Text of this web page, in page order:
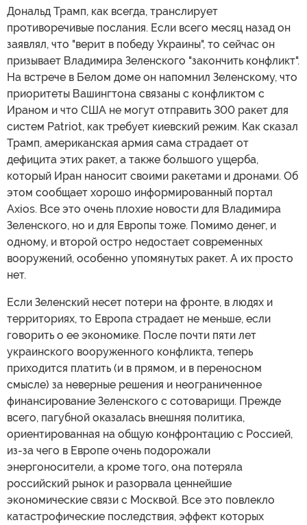
Дональд Трамп, как всегда, транслирует
противоречивые послания. Если всего месяц назад он
заявлял, что "верит в победу Украины", то сейчас он
призывает Владимира Зеленского "закончить конфликт".
На встрече в Белом доме он напомнил Зеленскому, что
приоритеты Вашингтона связаны с конфликтом с
Ираном и что США не могут отправить 300 ракет для
систем Patriot, как требует киевский режим. Как сказал
Трамп, американская армия сама страдает от
дефицита этих ракет, а также большого ущерба,
который Иран наносит своими ракетами и дронами. Об
этом сообщает хорошо информированный портал
Axios. Все это очень плохие новости для Владимира
Зеленского, но и для Европы тоже. Помимо денег, и
одному, и второй остро недостает современных
вооружений, особенно упомянутых ракет. А их просто
нет.
Если Зеленский несет потери на фронте, в людях и
территориях, то Европа страдает не меньше, если
говорить о ее экономике. После почти пяти лет
украинского вооруженного конфликта, теперь
приходится платить (и в прямом, и в переносном
смысле) за неверные решения и неограниченное
финансирование Зеленского с сотоварищи. Прежде
всего, пагубной оказалась внешняя политика,
ориентированная на общую конфронтацию с Россией,
из-за чего в Европе очень подорожали
энергоносители, а кроме того, она потеряла
российский рынок и разорвала ценнейшие
экономические связи с Москвой. Все это повлекло
катастрофические последствия, эффект которых